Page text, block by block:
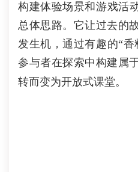
构建体验场景和游戏活
总体思路。它让过去的
发生机，通过有趣的“香
参与者在探索中构建属
转而变为开放式课堂。